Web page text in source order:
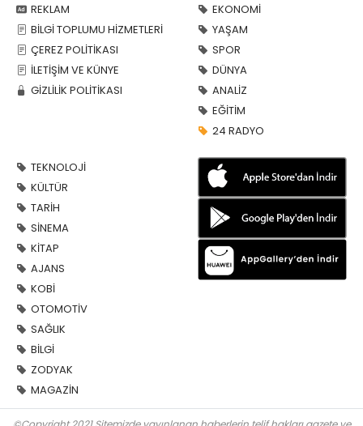
REKLAM
BİLGİ TOPLUMU HİZMETLERİ
ÇEREZ POLİTİKASI
İLETİŞİM VE KÜNYE
GİZLİLİK POLİTİKASI
EKONOMİ
YAŞAM
SPOR
DÜNYA
ANALİZ
EĞİTİM
24 RADYO
TEKNOLOJİ
KÜLTÜR
TARİH
SİNEMA
KİTAP
AJANS
KOBİ
OTOMOTİV
SAĞLIK
BİLGİ
ZODYAK
MAGAZİN